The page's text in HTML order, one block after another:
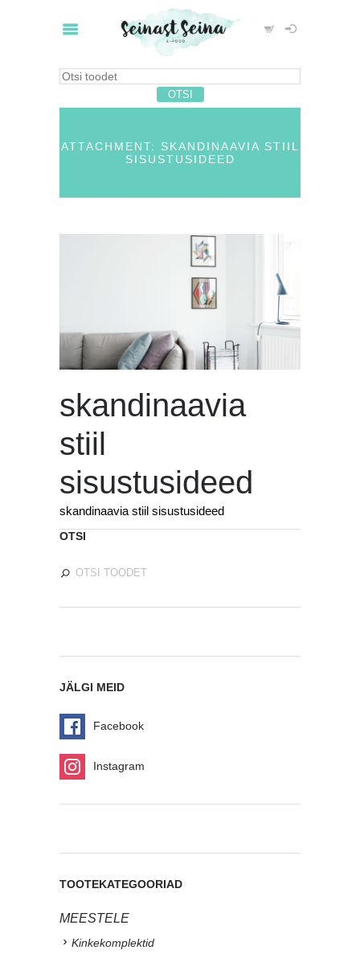
ATTACHMENT: SKANDINAAVIA STIIL
SISUSTUSIDEED
skandinaavia
stiil
sisustusideed
skandinaavia stiil sisustusideed
OTSI
JÄLGI MEID
Facebook
Instagram
TOOTEKATEGOORIAD
MEESTELE
Kinkekomplektid